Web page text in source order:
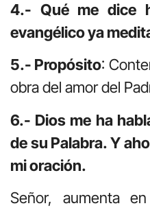
4.- Qué me dice
evangélico ya
5.- Propósito:
obra del amor del
6.- Dios me ha
de su Palabra. Y
mi oración.
Señor, aumenta